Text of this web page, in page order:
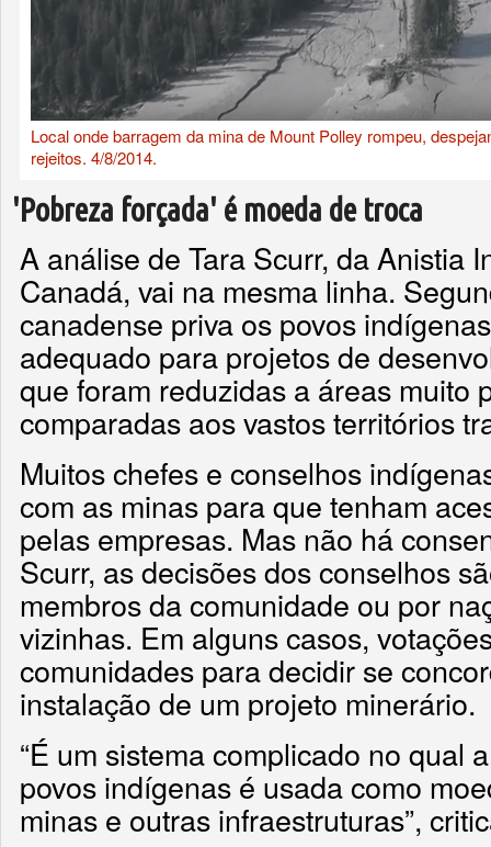
Local onde barragem da mina de Mount Polley rompeu,
rejeitos. 4/8/2014.
'Pobreza forçada' é moeda de troca
A análise de Tara Scurr, da Anistia
Canadá, vai na mesma linha.
canadense priva os povos
adequado para projetos de
que foram reduzidas a áreas muito
comparadas aos vastos territórios
Muitos chefes e conselhos
com as minas para que tenham
pelas empresas. Mas não há
Scurr, as decisões dos conselhos
membros da comunidade ou por
vizinhas. Em alguns casos,
comunidades para decidir se
instalação de um projeto minerário.
“É um sistema complicado no qual
povos indígenas é usada como
minas e outras infraestruturas”,